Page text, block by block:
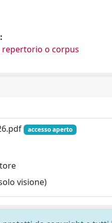
repertorio o corpus
accesso aperto
visione)